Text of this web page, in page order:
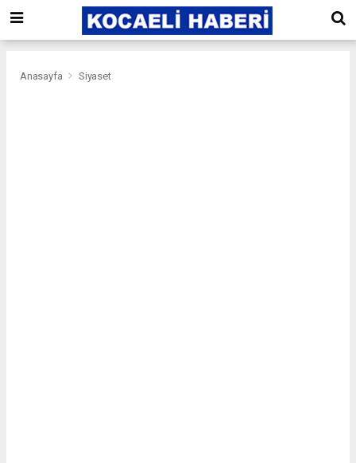
Anasayfa Siyaset